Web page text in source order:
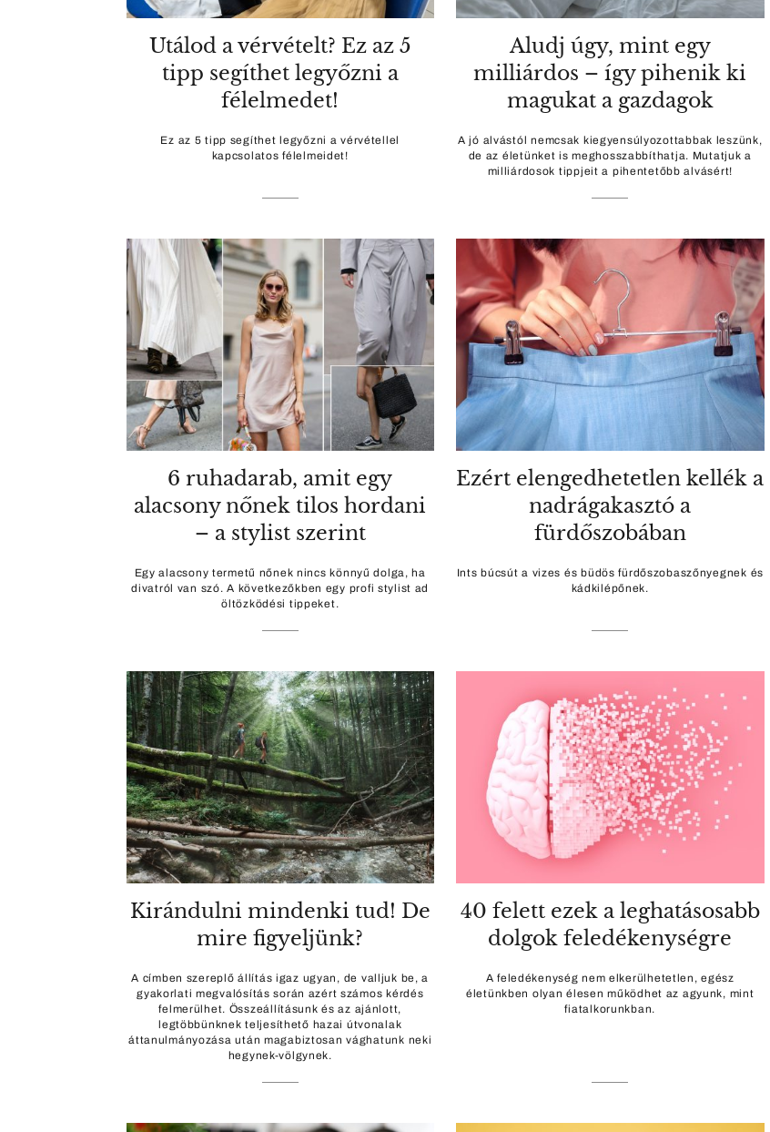
Utálod a vérvételt? Ez az 5
tipp segíthet legyőzni a
félelmedet!
Ez az 5 tipp segíthet legyőzni a vérvétellel
kapcsolatos félelmeidet!
Aludj úgy, mint egy
milliárdos – így pihenik ki
magukat a gazdagok
A jó alvástól nemcsak kiegyensúlyozottabbak leszünk,
de az életünket is meghosszabbíthatja. Mutatjuk a
milliárdosok tippjeit a pihentetőbb alvásért!
6 ruhadarab, amit egy
alacsony nőnek tilos hordani
– a stylist szerint
Egy alacsony termetű nőnek nincs könnyű dolga, ha
divatról van szó. A következőkben egy profi stylist ad
öltözködési tippeket.
Ezért elengedhetetlen kellék a
nadrágakasztó a
fürdőszobában
Ints búcsút a vizes és büdös fürdőszobaszőnyegnek és
kádkilépőnek.
Kirándulni mindenki tud! De
mire figyeljünk?
A címben szereplő állítás igaz ugyan, de valljuk be, a
gyakorlati megvalósítás során azért számos kérdés
felmerülhet. Összeállításunk és az ajánlott,
legtöbbünknek teljesíthető hazai útvonalak
áttanulmányozása után magabiztosan vághatunk neki
hegynek-völgynek.
40 felett ezek a leghatásosabb
dolgok feledékenységre
A feledékenység nem elkerülhetetlen, egész
életünkben olyan élesen működhet az agyunk, mint
fiatalkorunkban.